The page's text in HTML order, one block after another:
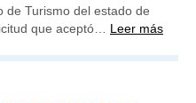
de Turismo del estado de
que aceptó… Leer más